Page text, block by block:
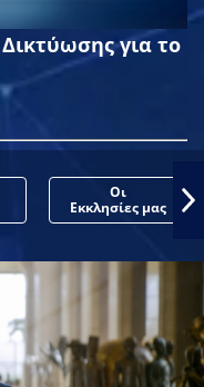
για το
Οι
Εκκλησίες μας